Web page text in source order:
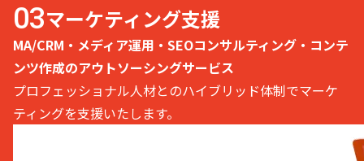
マーケティング支援
MA/CRM・メディア運用・SEOコンサルティング・コンテ
ンツ作成のアウトソーシングサービス
プロフェッショナル人材とのハイブリッド体制でマーケ
ティングを支援いたします。